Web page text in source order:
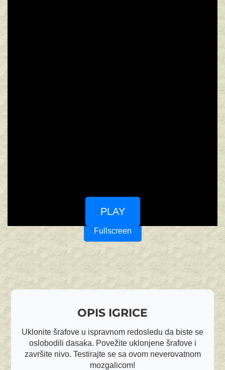
PLAY
Fullscreen
OPIS IGRICE
Uklonite šrafove u ispravnom redosledu da biste se
oslobodili dasaka. Povežite uklonjene šrafove i
završite nivo. Testirajte se sa ovom neverovatnom
mozgalicom!